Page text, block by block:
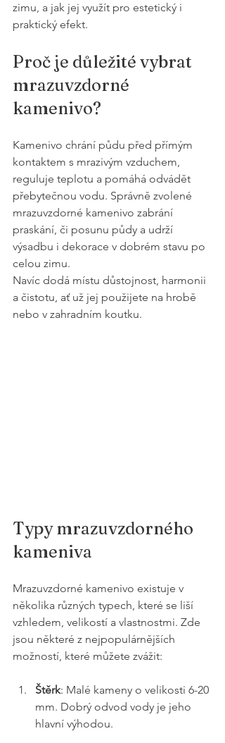
zimu, a jak jej využít pro estetický i
praktický efekt.
Proč je důležité vybrat
mrazuvzdorné
kamenivo?
Kamenivo chrání půdu před přímým
kontaktem s mrazivým vzduchem,
reguluje teplotu a pomáhá odvádět
přebytečnou vodu. Správně zvolené
mrazuvzdorné kamenivo zabrání
praskání, či posunu půdy a udrží
výsadbu i dekorace v dobrém stavu po
celou zimu.
Navíc dodá místu důstojnost, harmonii
a čistotu, ať už jej použijete na hrobě
nebo v zahradním koutku.
Typy mrazuvzdorného
kameniva
Mrazuvzdorné kamenivo existuje v
několika různých typech, které se liší
vzhledem, velikostí a vlastnostmi. Zde
jsou některé z nejpopulárnějších
možností, které můžete zvážit:
Štěrk: Malé kameny o velikosti 6-20
mm. Dobrý odvod vody je jeho
hlavní výhodou.